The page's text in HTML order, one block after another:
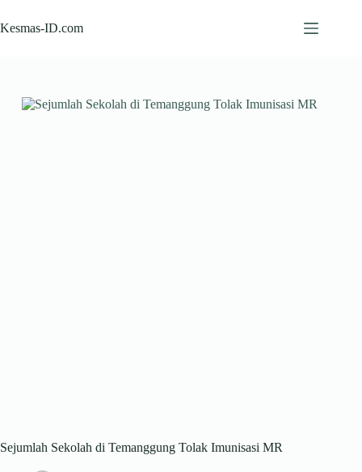
to
content
Kesmas-ID.com
Sejumlah Sekolah di Temanggung Tolak Imunisasi MR